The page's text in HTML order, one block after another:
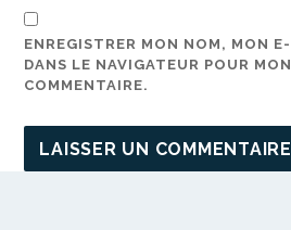
ENREGISTRER MON NOM, MON
DANS LE NAVIGATEUR POUR
COMMENTAIRE.